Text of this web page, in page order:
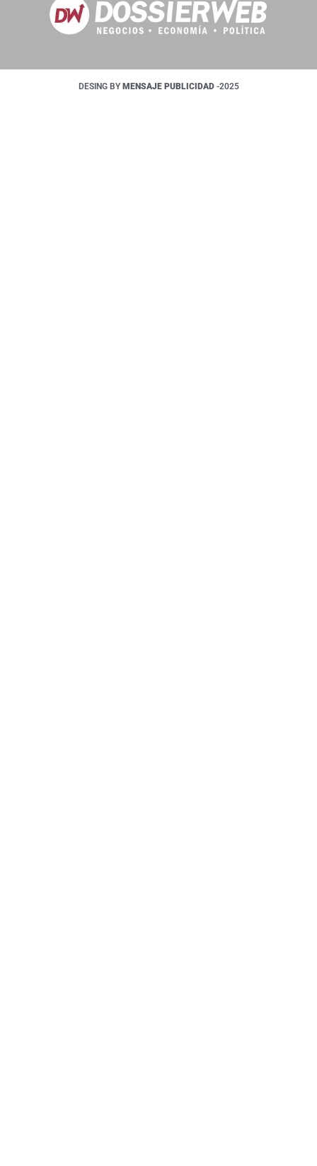
DESING BY MENSAJE PUBLICIDAD -2025